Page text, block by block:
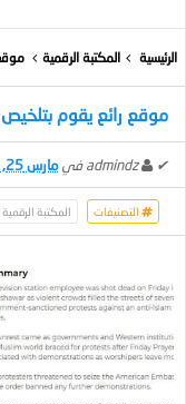
الرئيسية المكتبة الرقمية موقع
موقع رائع يقوم بتلخيص
✔
admindz فيمارس 25, 2021
التصنيفات المكتبة الرقمية